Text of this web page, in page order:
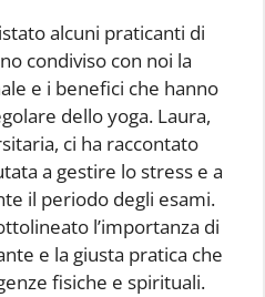
alcuni praticanti di
condiviso con noi la
e i benefici che hanno
dello yoga. Laura,
ci ha raccontato
a gestire lo stress e a
il periodo degli esami.
l’importanza di
e la giusta pratica che
fisiche e spirituali.